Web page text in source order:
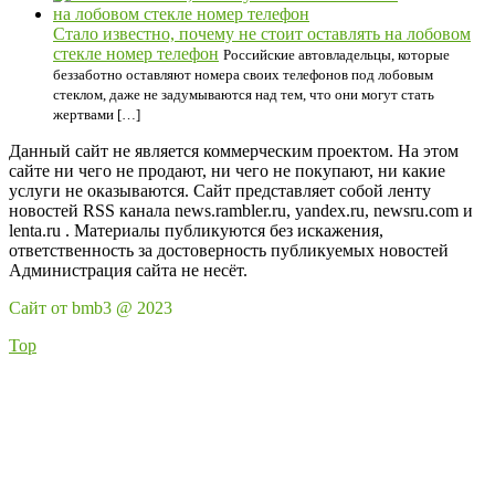
Стало известно, почему не стоит оставлять на лобовом
стекле номер телефон Российские автовладельцы, которые
беззаботно оставляют номера своих телефонов под лобовым
стеклом, даже не задумываются над тем, что они могут стать
жертвами […]
Данный сайт не является коммерческим проектом. На этом
сайте ни чего не продают, ни чего не покупают, ни какие
услуги не оказываются. Сайт представляет собой ленту
новостей RSS канала news.rambler.ru, yandex.ru, newsru.com и
lenta.ru . Материалы публикуются без искажения,
ответственность за достоверность публикуемых новостей
Администрация сайта не несёт.
Сайт от bmb3 @ 2023
Top